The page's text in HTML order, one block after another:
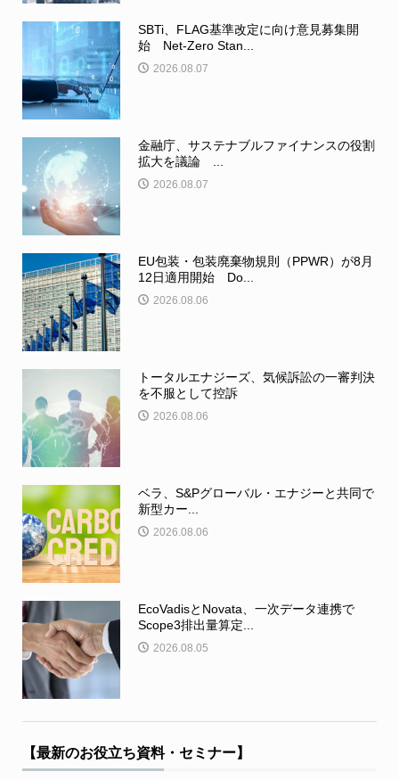
SBTi、FLAG基準改定に向け意見募集開
始 Net-Zero Stan...
2026.08.07
金融庁、サステナブルファイナンスの役割
拡大を議論 ...
2026.08.07
EU包装・包装廃棄物規則（PPWR）が8月
12日適用開始 Do...
2026.08.06
トータルエナジーズ、気候訴訟の一審判決
を不服として控訴
2026.08.06
ベラ、S&Pグローバル・エナジーと共同で
新型カー...
2026.08.06
EcoVadisとNovata、一次データ連携で
Scope3排出量算定...
2026.08.05
【最新のお役立ち資料・セミナー】